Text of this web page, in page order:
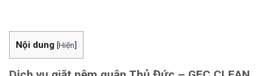
Nội dung [Hiện]